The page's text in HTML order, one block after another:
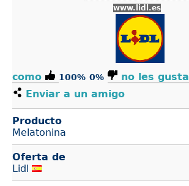
www.lidl.es
como 100% 0% no les gusta
Enviar a un amigo
Producto
Melatonina
Oferta de
Lidl